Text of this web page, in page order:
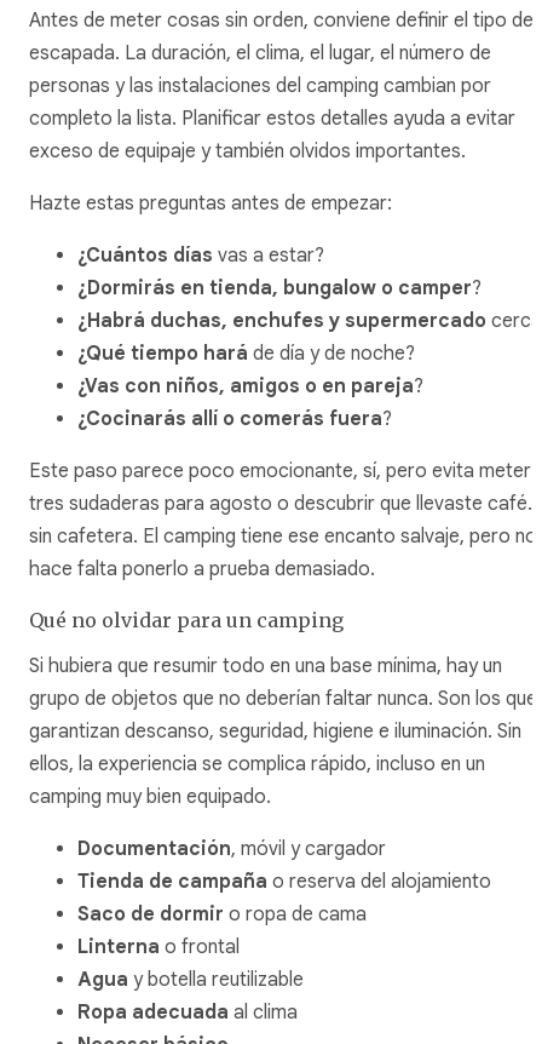
Antes de meter cosas sin orden, conviene definir el tipo de
escapada. La duración, el clima, el lugar, el número de
personas y las instalaciones del camping cambian por
completo la lista. Planificar estos detalles ayuda a evitar
exceso de equipaje y también olvidos importantes.
Hazte estas preguntas antes de empezar:
¿Cuántos días vas a estar?
¿Dormirás en tienda, bungalow o camper?
¿Habrá duchas, enchufes y supermercado
¿Qué tiempo hará de día y de noche?
¿Vas con niños, amigos o en pareja?
¿Cocinarás allí o comerás fuera?
Este paso parece poco emocionante, sí, pero evita meter
tres sudaderas para agosto o descubrir que llevaste café…
sin cafetera. El camping tiene ese encanto salvaje, pero no
hace falta ponerlo a prueba demasiado.
Qué no olvidar para un camping
Si hubiera que resumir todo en una base mínima, hay un
grupo de objetos que no deberían faltar nunca. Son los que
garantizan descanso, seguridad, higiene e iluminación. Sin
ellos, la experiencia se complica rápido, incluso en un
camping muy bien equipado.
Documentación, móvil y cargador
Tienda de campaña o reserva del alojamiento
Saco de dormir o ropa de cama
Linterna o frontal
Agua y botella reutilizable
Ropa adecuada al clima